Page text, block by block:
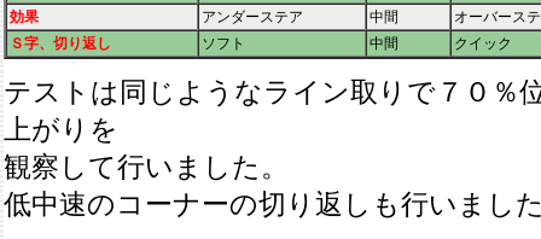
効果
アンダーステア 中間
オーバース
Ｓ字、切り返し
ソフト 中間 クイック
テストは同じようなライン取りで７０％
上がりを
観察して行いました。
低中速のコーナーの切り返しも行いまし